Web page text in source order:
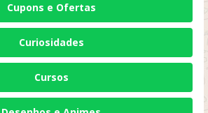
Cupons e Ofertas
Curiosidades
Cursos